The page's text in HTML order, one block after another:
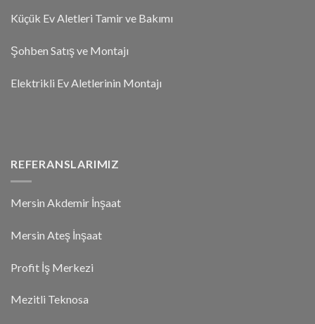
Küçük Ev Aletleri Tamir ve Bakımı
Şohben Satış ve Montajı
Elektrikli Ev Aletlerinin Montajı
REFERANSLARIMIZ
Mersin Akdemir İnşaat
Mersin Ateş İnşaat
Profit İş Merkezi
Mezitli Teknosa